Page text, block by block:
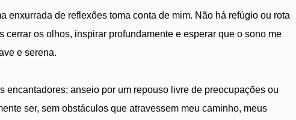
enxurrada de reflexões toma conta de mim. Não há refúgio ou rota
cerrar os olhos, inspirar profundamente e esperar que o sono me
e serena.
encantadores; anseio por um repouso livre de preocupações ou
ser, sem obstáculos que atravessem meu caminho, meus